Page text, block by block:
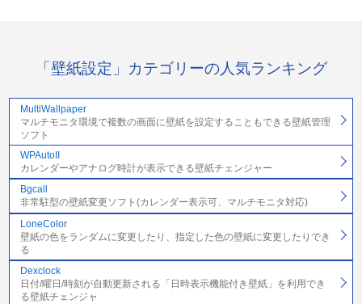
「壁紙設定」カテゴリーの人気ランキング
MultiWallpaper
マルチモニタ環境で複数の画面に壁紙を設定することもできる壁紙管理
ソフト
WPAutoII
カレンダーやアナログ時計が表示できる壁紙チェンジャー
Bgcall
非常駐型の壁紙変更ソフト(カレンダー表示可、マルチモニタ対応)
LoneColor
壁紙の色をランダムに変更したり、指定した色の壁紙に変更したりでき
る
Dexclock
日付/曜日/時刻が自動更新される「日時表示機能付き壁紙」を利用でき
る壁紙チェンジャ